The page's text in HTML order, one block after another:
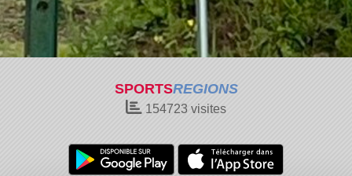
SPORTSREGIONS
154723 visites